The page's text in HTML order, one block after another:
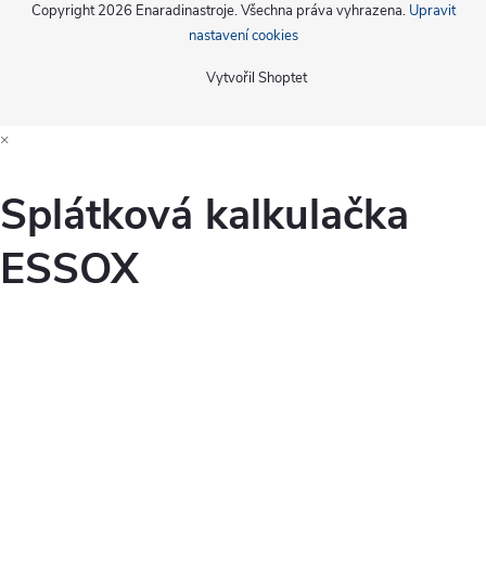
Vytvořil Shoptet
Copyright 2026 Enaradinastroje. Všechna práva vyhrazena. Upravit
nastavení cookies
×
Splátková kalkulačka
ESSOX